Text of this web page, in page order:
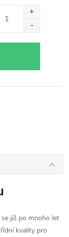
již po mnoho let
kvality pro